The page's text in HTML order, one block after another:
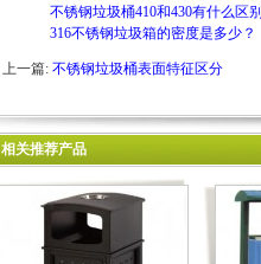
不锈钢垃圾桶410和430有什么区别
316不锈钢垃圾箱的密度是多少？
上一篇: 不锈钢垃圾桶表面特征区分
相关推荐产品